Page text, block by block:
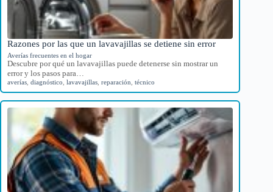
Razones por las que un lavavajillas se detiene sin error
Averías frecuentes en el hogar
Descubre por qué un lavavajillas puede detenerse sin mostrar un
error y los pasos para…
averías diagnóstico lavavajillas reparación técnico